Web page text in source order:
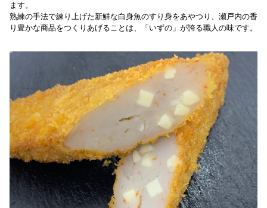
ます。
熟練の手法で練り上げた新鮮な白身魚のすり身をあやつり、瀬戸内の香
り豊かな商品をつくりあげることは、「いずの」が誇る職人の味です。